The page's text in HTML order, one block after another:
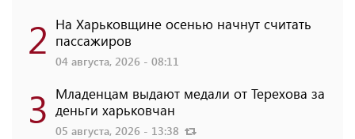
2 На Харьковщине осенью начнут считать
пассажиров
04 августа, 2026 - 08:11
3 Младенцам выдают медали от Терехова за
деньги харьковчан
05 августа, 2026 - 13:38